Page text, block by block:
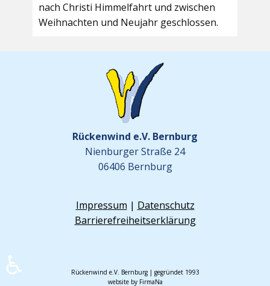
nach Christi Himmelfahrt und zwischen
Weihnachten und Neujahr geschlossen.
Rückenwind e.V. Bernburg
Nienburger Straße 24
06406 Bernburg
Impressum | Datenschutz
Barrierefreiheitserklärung
Rückenwind e.V. Bernburg | gegründet 1993
website by FirmaNa